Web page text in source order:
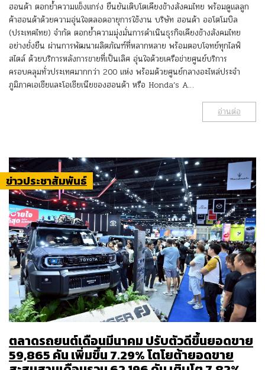
ฮอนด้า ตอกย้ำความแข็งแกร่ง ยืนยันเติบโตเคียงข้างสังคมไทย พร้อมดูแลลูก
ค้าฮอนด้าด้วยความอุ่นใจตลอดอายุการใช้งาน บริษัท ฮอนด้า ออโตโมบิล
(ประเทศไทย) จำกัด ตอกย้ำความมุ่งมั่นการดำเนินธุรกิจเคียงข้างสังคมไทย
อย่างยั่งยืน ผ่านการพัฒนาผลิตภัณฑ์ที่หลากหลาย พร้อมตอบโจทย์ทุกไลฟ์
สไตล์ ด้วยบริการหลังการขายที่เป็นเลิศ อุ่นใจด้วยเครือข่ายศูนย์บริการ
ครอบคลุมทั่วประเทศมากกว่า 200 แห่ง พร้อมด้วยศูนย์กลางอะไหล่ประจำ
ภูมิภาคเอเชียและโอเชียเนียของฮอนด้า หรือ Honda’s A…
อ่านต่อ
ข่าวประชาสัมพันธ์
ตลาดรถยนต์เดือนมีนาคม ปรับตัวดีขึ้นยอดขาย
59,865 คัน เพิ่มขึ้น 7.29% โตโยต้ายอดขาย